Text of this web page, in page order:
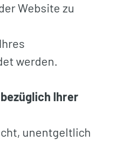
Website zu
werden.
Ihrer
unentgeltlich